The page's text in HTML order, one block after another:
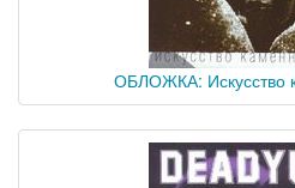
ОБЛОЖКА: Искусство